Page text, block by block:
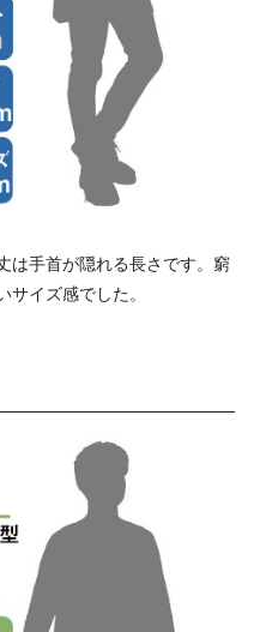
は手首が隠れる長さです。窮
サイズ感でした。